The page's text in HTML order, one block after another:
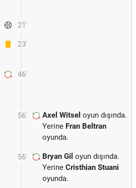
21'
23'
46'
56' Axel Witsel oyun dışında.
Yerine Fran Beltran
oyunda.
56' Bryan Gil oyun dışında.
Yerine Cristhian Stuani
oyunda.